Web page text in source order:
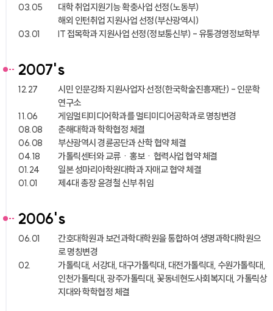
03.05
대학 취업지원기능 확충사업 선정(노동부)
해외 인턴취업 지원사업 선정(부산광역시)
03.01
IT 접목학과 지원사업 선정(정보통신부) - 유통경영정보학부
2007's
12.27
시민 인문강좌 지원사업자 선정(한국학술진흥재단) - 인문학
연구소
11.06
게임멀티미디어학과를 멀티미디어공학과로 명칭변경
08.08
춘해대학과 학학협정 체결
06.08
부산광역시 경륜공단과 산학 협약 체결
04.18
가톨릭센터와 교류ㆍ홍보ㆍ협력사업 협약 체결
01.24
일본 성마리아학원대학과 자매교 협약 체결
01.01
제4대 총장 윤경철 신부 취임
2006's
06.01
간호대학원과 보건과학대학원을 통합하여 생명과학대학원으
로 명칭변경
02.
가톨릭대, 서강대, 대구가톨릭대, 대전가톨릭대, 수원가톨릭대,
인천가톨릭대, 광주가톨릭대, 꽃동네현도사회복지대, 가톨릭상
지대와 학학협정 체결